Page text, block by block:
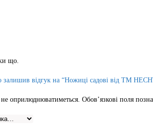
що.
залишив відгук на “Ножиці садові від ТМ
оприлюднюватиметься. Обов’язкові поля